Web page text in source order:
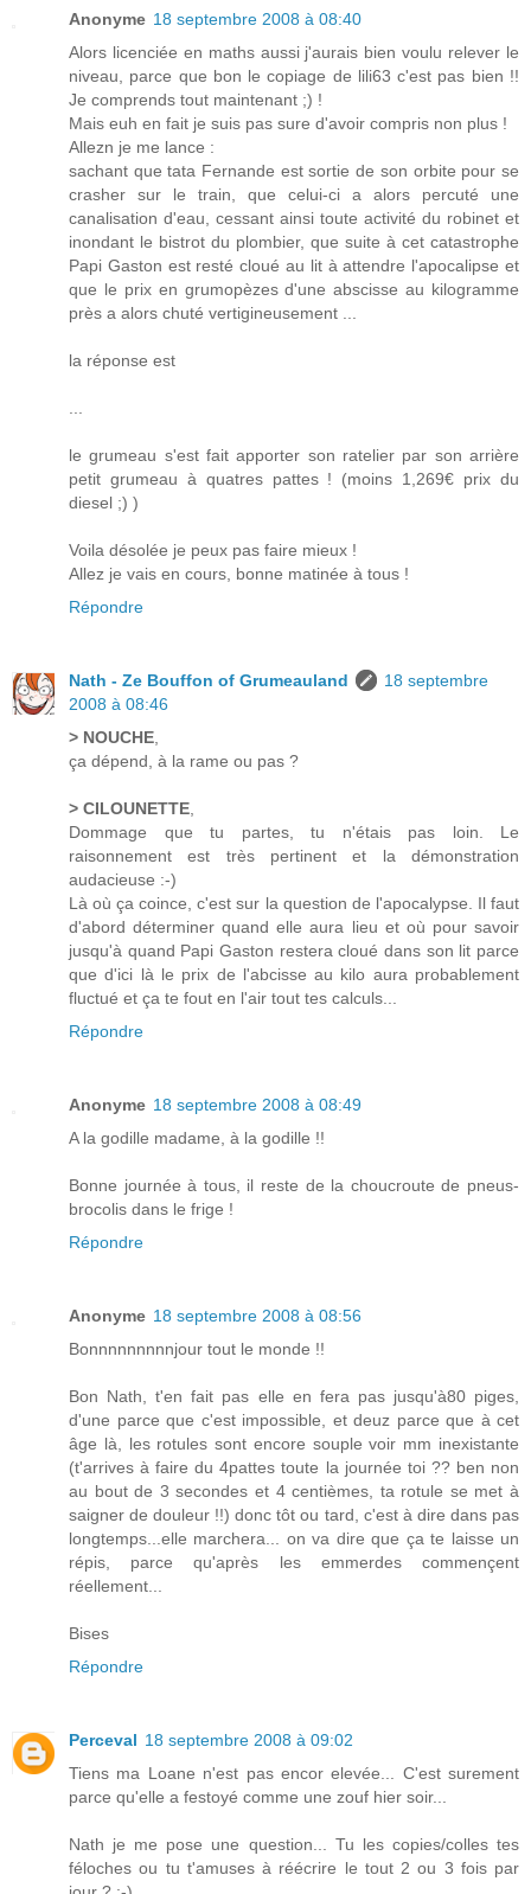
Anonyme 18 septembre 2008 à 08:40
Alors licenciée en maths aussi j'aurais bien voulu relever le
niveau, parce que bon le copiage de lili63 c'est pas bien !!
Je comprends tout maintenant ;) !
Mais euh en fait je suis pas sure d'avoir compris non plus !
Allezn je me lance :
sachant que tata Fernande est sortie de son orbite pour se
crasher sur le train, que celui-ci a alors percuté une
canalisation d'eau, cessant ainsi toute activité du robinet et
inondant le bistrot du plombier, que suite à cet catastrophe
Papi Gaston est resté cloué au lit à attendre l'apocalipse et
que le prix en grumopèzes d'une abscisse au kilogramme
près a alors chuté vertigineusement ...
la réponse est
...
le grumeau s'est fait apporter son ratelier par son arrière
petit grumeau à quatres pattes ! (moins 1,269€ prix du
diesel ;) )
Voila désolée je peux pas faire mieux !
Allez je vais en cours, bonne matinée à tous !
Répondre
Nath - Ze Bouffon of Grumeauland
18 septembre
2008 à 08:46
> NOUCHE,
ça dépend, à la rame ou pas ?
> CILOUNETTE,
Dommage que tu partes, tu n'étais pas loin. Le
raisonnement est très pertinent et la démonstration
audacieuse :-)
Là où ça coince, c'est sur la question de l'apocalypse. Il faut
d'abord déterminer quand elle aura lieu et où pour savoir
jusqu'à quand Papi Gaston restera cloué dans son lit parce
que d'ici là le prix de l'abcisse au kilo aura probablement
fluctué et ça te fout en l'air tout tes calculs...
Répondre
Anonyme 18 septembre 2008 à 08:49
A la godille madame, à la godille !!
Bonne journée à tous, il reste de la choucroute de pneus-
brocolis dans le frige !
Répondre
Anonyme 18 septembre 2008 à 08:56
Bonnnnnnnnnjour tout le monde !!
Bon Nath, t'en fait pas elle en fera pas jusqu'à80 piges,
d'une parce que c'est impossible, et deuz parce que à cet
âge là, les rotules sont encore souple voir mm inexistante
(t'arrives à faire du 4pattes toute la journée toi ?? ben non
au bout de 3 secondes et 4 centièmes, ta rotule se met à
saigner de douleur !!) donc tôt ou tard, c'est à dire dans pas
longtemps...elle marchera... on va dire que ça te laisse un
répis, parce qu'après les emmerdes commençent
réellement...
Bises
Répondre
Perceval 18 septembre 2008 à 09:02
Tiens ma Loane n'est pas encor elevée... C'est surement
parce qu'elle a festoyé comme une zouf hier soir...
Nath je me pose une question... Tu les copies/colles tes
féloches ou tu t'amuses à réécrire le tout 2 ou 3 fois par